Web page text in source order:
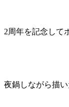
2周年を記念して
夜鍋しながら描